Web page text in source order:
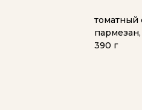
томатный
390 г